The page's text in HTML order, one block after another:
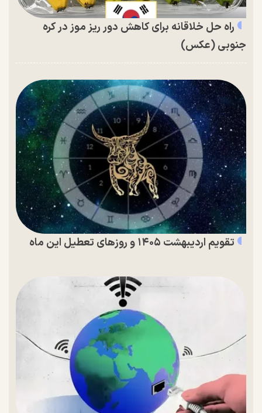
راه حل خلاقانه برای کاهش دور ریز موز در کره
جنوبی (عکس)
تقویم اردیبهشت ۱۴۰۵ و روز‌های تعطیل این ماه